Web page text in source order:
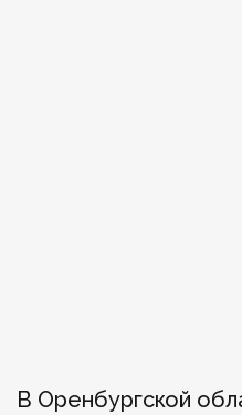
В Оренбургской